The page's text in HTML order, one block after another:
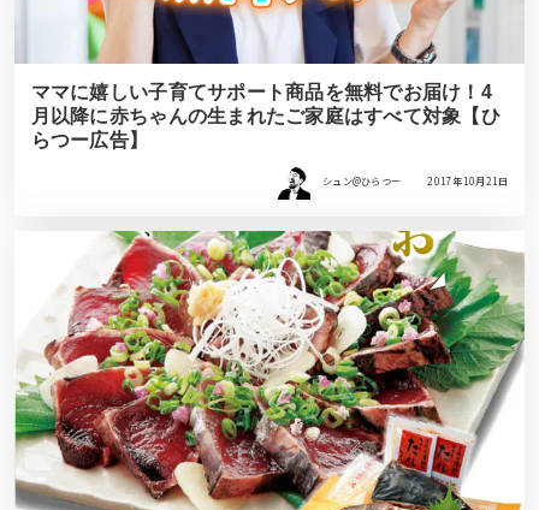
ママに嬉しい子育てサポート商品を無料でお届け！4
月以降に赤ちゃんの生まれたご家庭はすべて対象【ひ
らつー広告】
シュン@ひらつー 2017年10月21日